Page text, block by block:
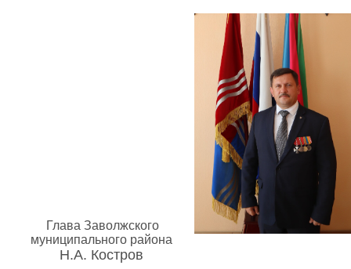
Глава Заволжского
муниципального района
Н.А. Костров